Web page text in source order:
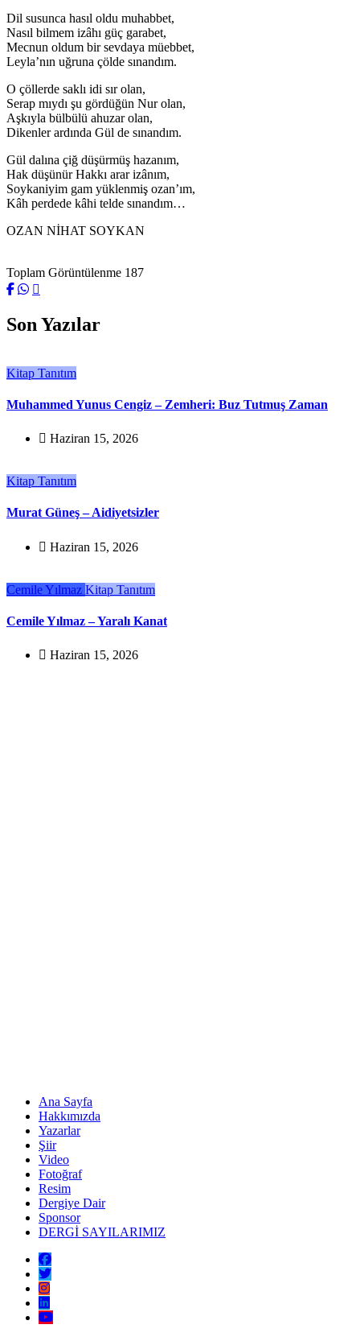
Dil susunca hasıl oldu muhabbet,
Nasıl bilmem izâhı güç garabet,
Mecnun oldum bir sevdaya müebbet,
Leyla’nın uğruna çölde sınandım.
O çöllerde saklı idi sır olan,
Serap mıydı şu gördüğün Nur olan,
Aşkıyla bülbülü ahuzar olan,
Dikenler ardında Gül de sınandım.
Gül dalına çiğ düşürmüş hazanım,
Hak düşünür Hakkı arar izânım,
Soykaniyim gam yüklenmiş ozan’ım,
Kâh perdede kâhi telde sınandım…
OZAN NİHAT SOYKAN
Toplam Görüntülenme 187
Son Yazılar
Kitap Tanıtım
Muhammed Yunus Cengiz – Zemheri: Buz Tutmuş Zaman
Haziran 15, 2026
Kitap Tanıtım
Murat Güneş – Aidiyetsizler
Haziran 15, 2026
Cemile Yılmaz Kitap Tanıtım
Cemile Yılmaz – Yaralı Kanat
Haziran 15, 2026
Ana Sayfa
Hakkımızda
Yazarlar
Şiir
Video
Fotoğraf
Resim
Dergiye Dair
Sponsor
DERGİ SAYILARIMIZ